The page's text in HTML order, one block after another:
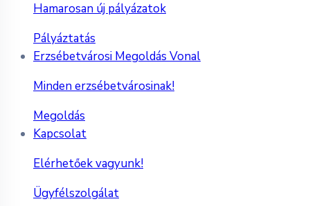
Hamarosan új pályázatok
Pályáztatás
Erzsébetvárosi Megoldás Vonal
Minden erzsébetvárosinak!
Megoldás
Kapcsolat
Elérhetőek vagyunk!
Ügyfélszolgálat